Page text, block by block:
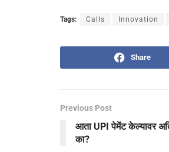
Tags: Calls Innovation
Share
Previous Post
आता UPI पेमेंट केल्यावर
का?